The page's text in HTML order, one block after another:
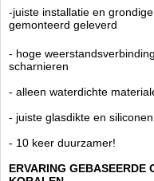
wereld, is geplaatst op een
constructie die een hoge
draagconstructie, hierdoor
dat het correct is gemonteerd
voldoen aan de hoogste
kast 10 keer duurzamer dan
materialen gebruiken die
-juiste installatie en
gemonteerd geleverd
- hoge
scharnieren
- alleen waterdichte
- juiste glasdikte en
- 10 keer duurzamer!
ERVARING GEBASEERDE